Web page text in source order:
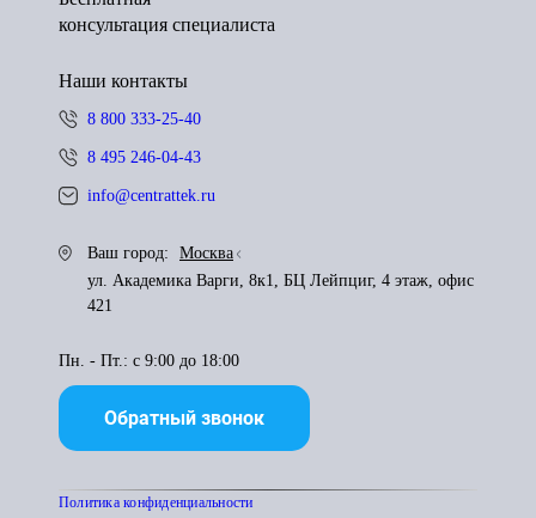
консультация специалиста
Наши контакты
8 800 333-25-40
8 495 246-04-43
info@centrattek.ru
Ваш город:
Москва
ул. Академика Варги, 8к1, БЦ Лейпциг, 4 этаж, офис
421
Пн. - Пт.: с 9:00 до 18:00
Обратный звонок
Политика конфиденциальности